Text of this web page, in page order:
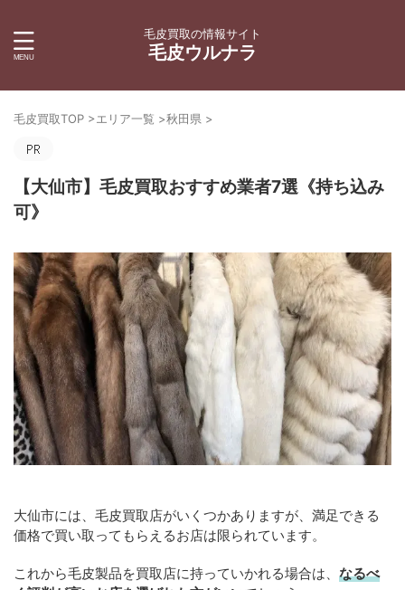
毛皮買取の情報サイト
毛皮ウルナラ
毛皮買取TOP >エリア一覧 >秋田県 >
【大仙市】毛皮買取おすすめ業者7選《持ち込み
可》
大仙市には、毛皮買取店がいくつかありますが、満足できる
価格で買い取ってもらえるお店は限られています。
これから毛皮製品を買取店に持っていかれる場合は、 なるべ